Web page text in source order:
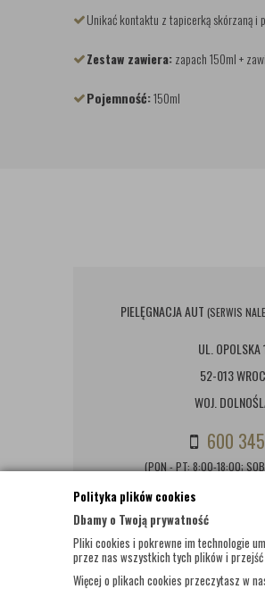
Polityka plików cookies
Dbamy o Twoją prywatność
Pliki cookies i pokrewne im technologie
przez nas wszystkich tych plików i
Więcej o plikach cookies przeczytasz w
Unikać kontaktu z tapicerką skórzaną
Zestaw zawiera:zapach 150ml +
Pojemność:150ml
PIELĘGNACJA AUT (SERWIS
UL. OPOLSKA
52-013
WOJ.
600
(PON - PT: 8:00-18:00;
© WSZELKIE PRAWA ZASTRZEŻONE 2017 |